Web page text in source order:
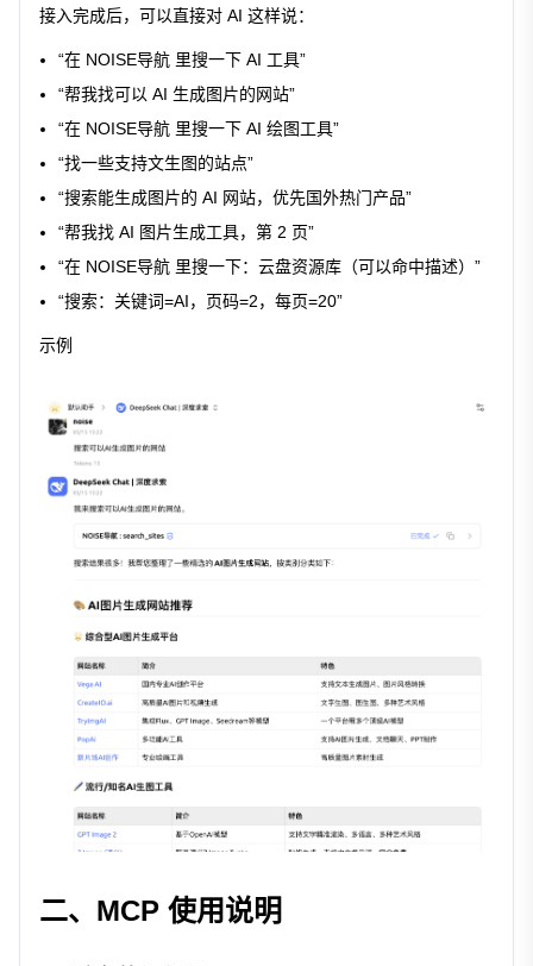
接入完成后，可以直接对 AI 这样说：
“在 NOISE导航 里搜一下 AI 工具”
“帮我找可以 AI 生成图片的网站”
“在 NOISE导航 里搜一下 AI 绘图工具”
“找一些支持文生图的站点”
“搜索能生成图片的 AI 网站，优先国外热门产品”
“帮我找 AI 图片生成工具，第 2 页”
“在 NOISE导航 里搜一下：云盘资源库（可以命中描述）”
“搜索：关键词=AI，页码=2，每页=20”
示例
二、MCP 使用说明